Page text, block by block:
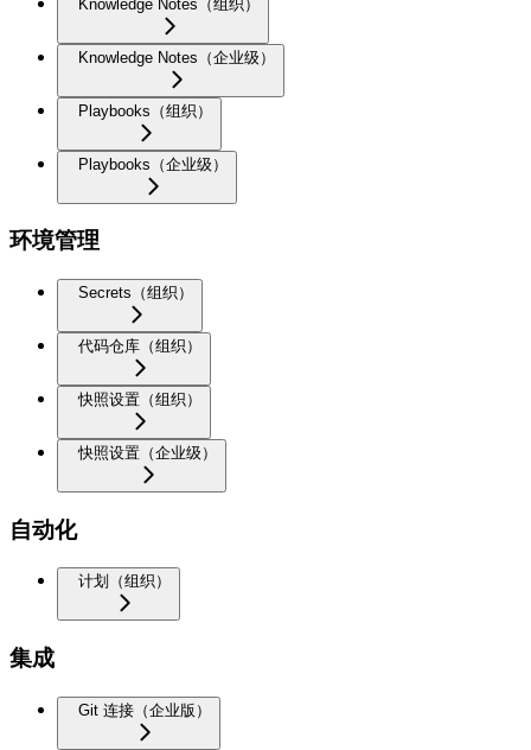
Knowledge Notes（组织）
Knowledge Notes（企业级）
Playbooks（组织）
Playbooks（企业级）
环境管理
Secrets（组织）
代码仓库（组织）
快照设置（组织）
快照设置（企业级）
自动化
计划（组织）
集成
Git 连接（企业版）